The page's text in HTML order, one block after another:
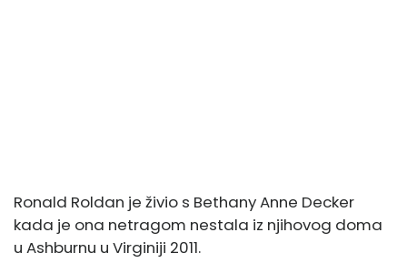
Ronald Roldan je živio s Bethany Anne Decker
kada je ona netragom nestala iz njihovog doma
u Ashburnu u Virginiji 2011.